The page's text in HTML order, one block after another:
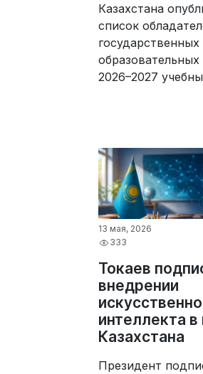
Казахстана
список
государственных
образовательных
2026–2027
13 мая, 2026
333
Токаев
внедрении
интеллекта
Казахстана
Президент